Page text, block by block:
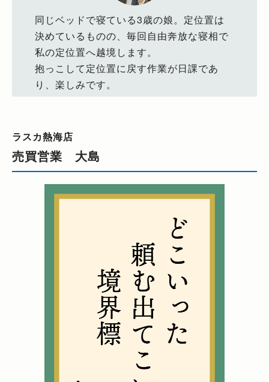
同じベッドで寝ている3歳の娘。定位置は
決めているものの、毎回自由奔放な寝相で
私の定位置へ越境します。
抱っこして定位置に戻す作業が日課であ
り、楽しみです。
ラスカ熱海店
売買営業 大島